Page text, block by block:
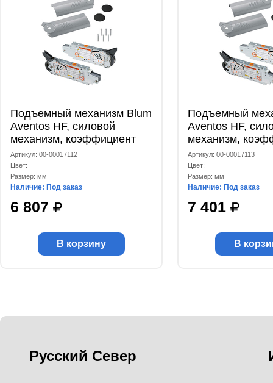
Подъемный механизм Blum
Aventos HF, силовой
механизм, коэффициент
мощности 5350-10150 +
заглушки R+L, комплект
Артикул: 00-00017112
Цвет:
Размер: мм
Наличие: Под заказ
6 807
В корзину
Подъемный
Aventos HF,
механизм,
мощности 9000-
заглушки R+L,
Артикул: 00-00017113
Цвет:
Размер: мм
Наличие: Под заказ
7 401
В
Русский Север